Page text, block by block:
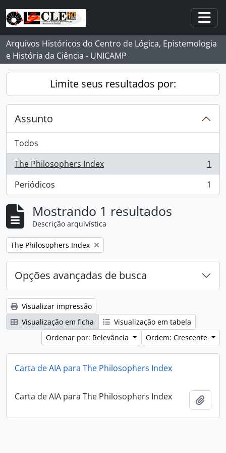
Skip to main content
Arquivos Históricos do Centro de Lógica, Epistemologia
e História da Ciência - UNICAMP
Limite seus resultados por:
Assunto
Todos
The Philosophers Index
, 1 resultados
1
Periódicos
, 1 resultados 1
Mostrando 1 resultados
Descrição arquivística
Remover filtro:
The Philosophers Index
Opções avançadas de busca
Visualizar impressão
Visualização em ficha
Visualização em tabela
Ordenar por: Relevância
Ordem: Crescente
Carta de AIA para The Philosophers Index
Carta de AIA para The Philosophers Index